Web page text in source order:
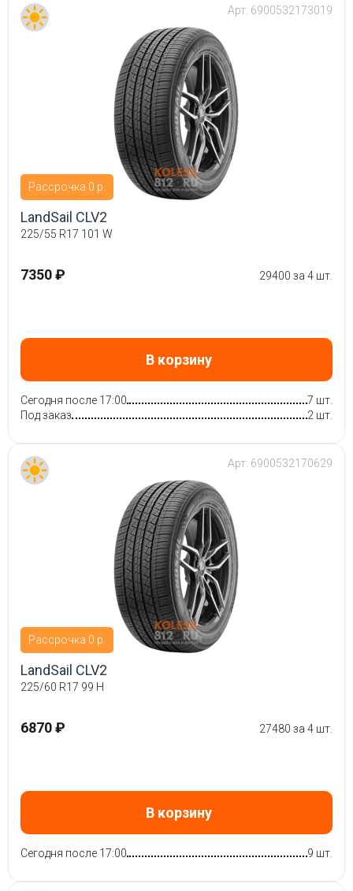
Рассрочка 0 р.
Арт: 6900532173019
LandSail CLV2
225/55 R17 101 W
7350 ₽ 29400 за 4 шт.
В корзину
Сегодня после 17:00
7 шт.
Под заказ
2 шт.
Рассрочка 0 р.
Арт: 6900532170629
LandSail CLV2
225/60 R17 99 H
6870 ₽ 27480 за 4 шт.
В корзину
Сегодня после 17:00 9 шт.